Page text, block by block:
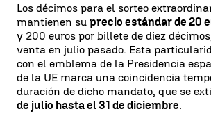
Los décimos para el sorteo
mantienen su precio estándar de 20
y 200 euros por billete de diez
venta en julio pasado. Esta
con el emblema de la Presidencia
de la UE marca una coincidencia
duración de dicho mandato, que se
de julio hasta el 31 de diciembre.